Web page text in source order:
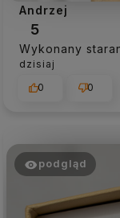
Andrzej
5
Wykonany
dzisiaj
0
0
podgląd